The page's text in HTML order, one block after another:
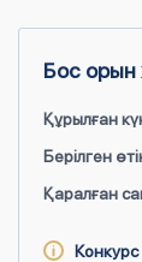
Бос
Құрылған
Берілген
Қаралған
Конкурс